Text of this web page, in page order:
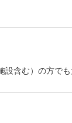
設含む）の方で